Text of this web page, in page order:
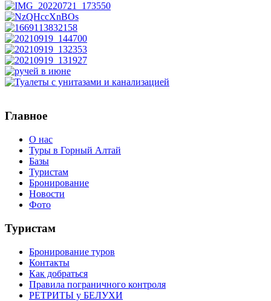
Главное
О нас
Туры в Горный Алтай
Базы
Туристам
Бронирование
Новости
Фото
Туристам
Бронирование туров
Контакты
Как добраться
Правила пограничного контроля
РЕТРИТЫ у БЕЛУХИ